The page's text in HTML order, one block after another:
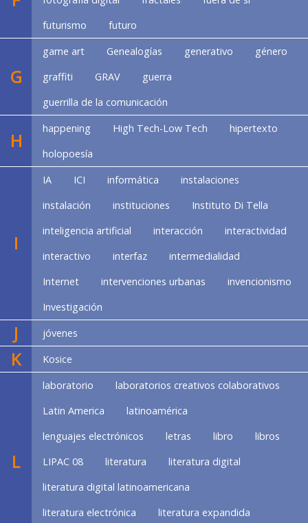
futurismo
futuro
G
game art Genealogías generativo
género
graffiti
GRAV
guerra
guerrilla de la comunicación
H
happening High Tech-Low Tech
hipertexto
holopoesía
I
IA ICI informática
instalaciones
instalación
instituciones
Instituto Di Tella
inteligencia artificial
interacción
interactividad
interactivo
interfaz
intermedialidad
Internet
intervenciones urbanas
invencionismo
Investigación
J jóvenes
K Kosice
L
laboratorio
laboratorios creativos colaborativos
Latin America
latinoamérica
lenguajes electrónicos
letras libro
libros
LIPAC 08
literatura
literatura digital
literatura digital latinoamericana
literatura electrónica
literatura expandida